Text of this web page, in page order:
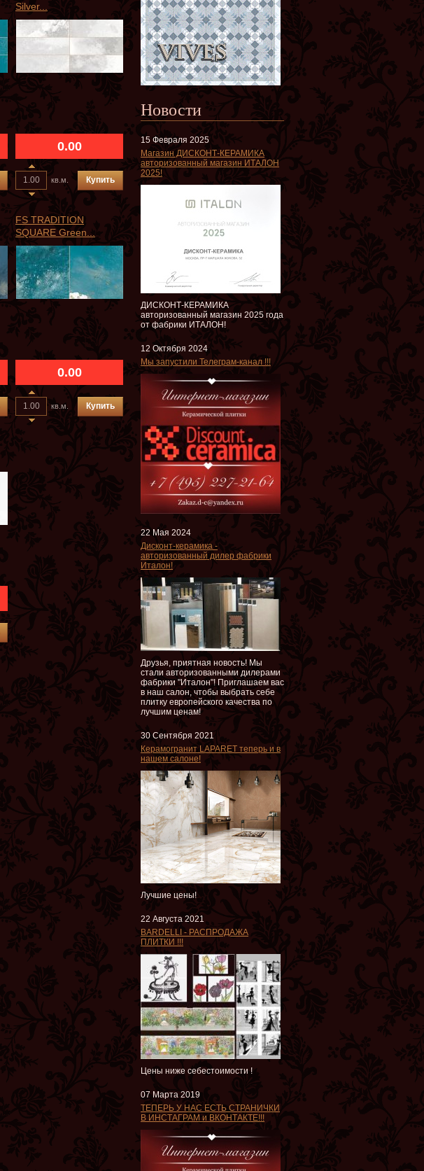
Silver...
0.00
кв.м. Купить
FS TRADITION
SQUARE Green...
0.00
кв.м. Купить
Новости
15 Февраля 2025
Магазин ДИСКОНТ-КЕРАМИКА
авторизованный магазин ИТАЛОН
2025!
ДИСКОНТ-КЕРАМИКА
авторизованный магазин 2025 года
от фабрики ИТАЛОН!
12 Октября 2024
Мы запустили Телеграм-канал !!!
22 Мая 2024
Дисконт-керамика -
авторизованный дилер фабрики
Италон!
Друзья, приятная новость! Мы
стали авторизованными дилерами
фабрики "Италон"! Приглашаем вас
в наш салон, чтобы выбрать себе
плитку европейского качества по
лучшим ценам!
30 Сентября 2021
Керамогранит LAPARET теперь и в
нашем салоне!
Лучшие цены!
22 Августа 2021
BARDELLI - РАСПРОДАЖА
ПЛИТКИ !!!
Цены ниже себестоимости !
07 Марта 2019
ТЕПЕРЬ У НАС ЕСТЬ СТРАНИЧКИ
В ИНСТАГРАМ и ВКОНТАКТЕ!!!